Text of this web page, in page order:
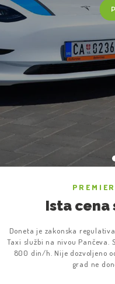
Ista cena
Doneta je zakonska
Taxi službi na nivou
800 din/h. Nije dozvoljeno
grad ne